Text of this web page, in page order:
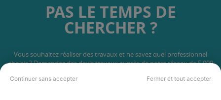
Continuer sans accepter Fermer et tout accepter
PAS LE TEMPS DE
CHERCHER ?
Vous souhaitez réaliser des travaux et ne savez quel professionnel
choisir ? Demandez des devis travauxauprès de notre réseau de 5 000